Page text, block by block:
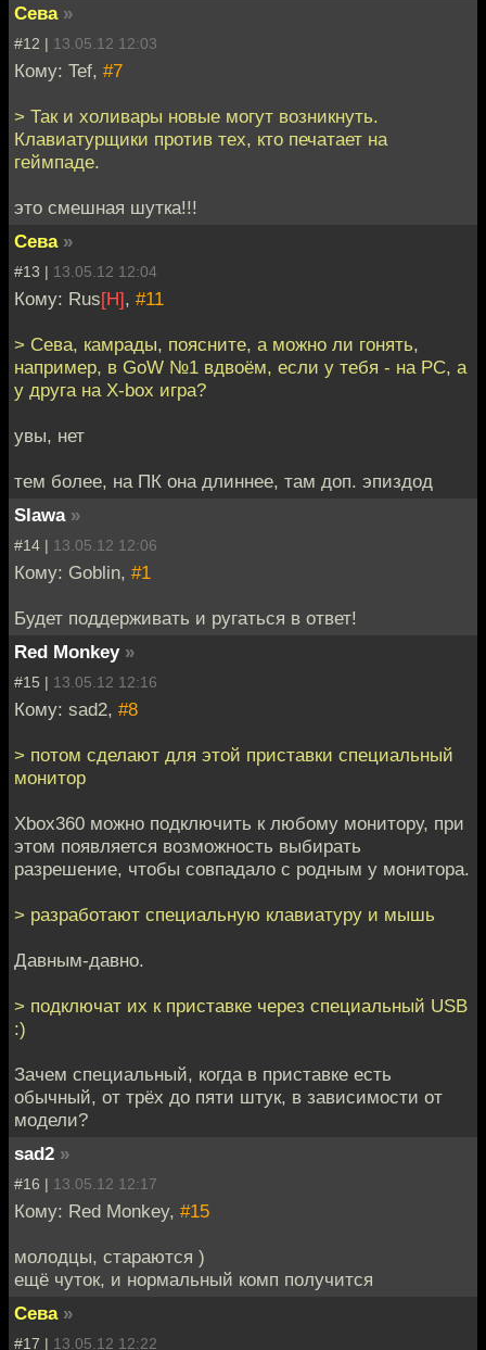
Сева »
#12 | 13.05.12 12:03
Кому: Tef, #7
> Так и холивары новые могут возникнуть.
Клавиатурщики против тех, кто печатает на
геймпаде.
это смешная шутка!!!
Сева »
#13 | 13.05.12 12:04
Кому: Rus[H], #11
> Сева, камрады, поясните, а можно ли гонять,
например, в GoW №1 вдвоём, если у тебя - на PC, а
у друга на X-box игра?
увы, нет
тем более, на ПК она длиннее, там доп. эпиздод
Slawa »
#14 | 13.05.12 12:06
Кому: Goblin, #1
Будет поддерживать и ругаться в ответ!
Red Monkey »
#15 | 13.05.12 12:16
Кому: sad2, #8
> потом сделают для этой приставки специальный
монитор
Xbox360 можно подключить к любому монитору, при
этом появляется возможность выбирать
разрешение, чтобы совпадало с родным у монитора.
> разработают специальную клавиатуру и мышь
Давным-давно.
> подключат их к приставке через специальный USB
:)
Зачем специальный, когда в приставке есть
обычный, от трёх до пяти штук, в зависимости от
модели?
sad2 »
#16 | 13.05.12 12:17
Кому: Red Monkey, #15
молодцы, стараются )
ещё чуток, и нормальный комп получится
Сева »
#17 | 13.05.12 12:22